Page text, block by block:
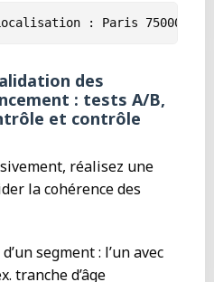
: Paris 75000-
des
: tests A/B,
et contrôle
réalisez une
la cohérence des
segment : l’un avec
tranche d’âge